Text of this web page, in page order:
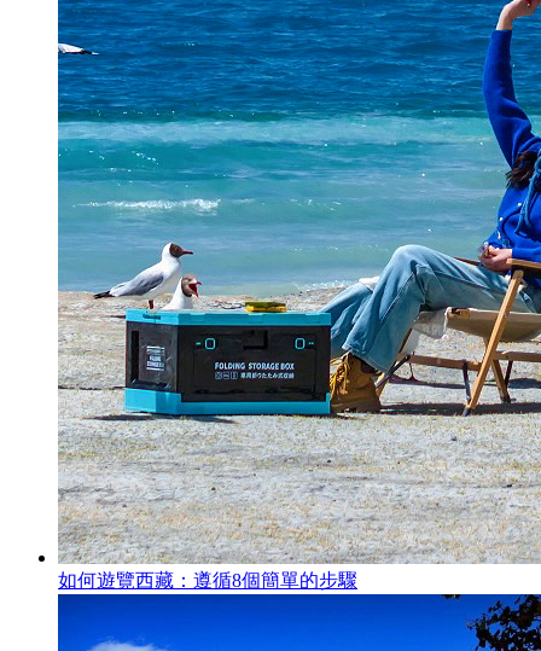
如何遊覽西藏：遵循8個簡單的步驟